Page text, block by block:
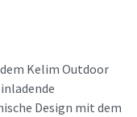
Kelim Outdoor
Design mit dem